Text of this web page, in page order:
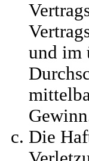
und im
Die